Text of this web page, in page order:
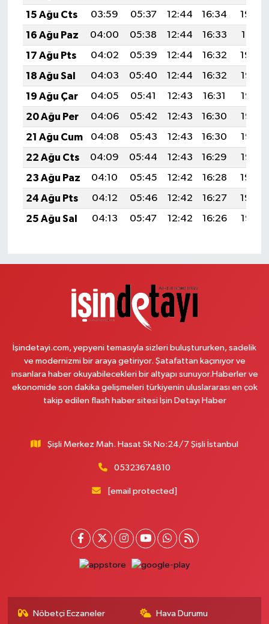
15 Ağu Cts
03:59 05:37 12:44 16:34
19:42
16 Ağu Paz
04:00 05:38 12:44 16:33
19:41
17 Ağu Pts
04:02 05:39 12:44 16:32
19:39
18 Ağu Sal
04:03 05:40 12:44 16:32
19:38
19 Ağu Çar
04:05 05:41 12:43 16:31
19:36
20 Ağu Per
04:06 05:42 12:43 16:30
19:35
21 Ağu Cum
04:08 05:43 12:43 16:30
19:33
22 Ağu Cts
04:09 05:44 12:43 16:29
19:32
23 Ağu Paz
04:10 05:45 12:42 16:28
19:30
24 Ağu Pts
04:12 05:46 12:42 16:27
19:29
25 Ağu Sal
04:13 05:47 12:42 16:26 19:27
İşindetayi.com, yepyeni temasıyla sizleri buluştururken, sadelik
ve modernizmi bir araya getiriyor. Şatafattan kaçınıyor ve
insanlara haber okuyabilecekleri bir altyapı sunuyor.Haberler ve
ekonomide son dakika gelişmeleri türkiyenin uluslararası en çok
takip edilen flash haber sitesi İşin Detayı Haber
Şişli Merkez Mah. Hasat Sk No:24/7 Şişli İstanbul
05323674810
[email protected]
Nöbetçi Eczaneler Hava Durumu